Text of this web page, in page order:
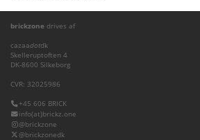
brickzone drives af
cazaadotdk
Skelleruptoften 4
DK-8600 Silkeborg
CVR: 32025986
+45 606 BRICK
info(at)brickz.one
@brickzone
@brickzonedk